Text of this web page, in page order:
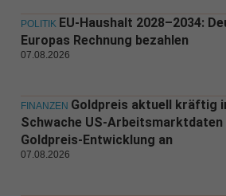
POLITIK EU-Haushalt 2028–2034:
Europas Rechnung bezahlen
07.08.2026
FINANZEN Goldpreis aktuell kräftig
Schwache US-Arbeitsmarktdaten
Goldpreis-Entwicklung an
07.08.2026